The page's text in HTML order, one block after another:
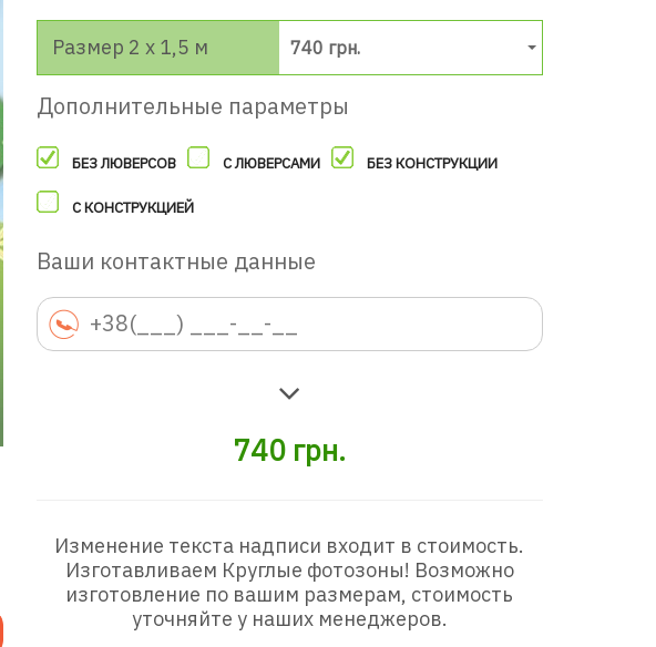
Размер 2 х 1,5 м 740 грн.
Дополнительные параметры
БЕЗ ЛЮВЕРСОВ С ЛЮВЕРСАМИ БЕЗ КОНСТРУКЦИИ
С КОНСТРУКЦИЕЙ
Ваши контактные данные
740 грн.
Изменение текста надписи входит в стоимость.
Изготавливаем Круглые фотозоны! Возможно
изготовление по вашим размерам, стоимость
уточняйте у наших менеджеров.